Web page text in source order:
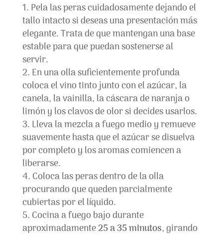
Pela las peras cuidadosamente dejando el
tallo intacto si deseas una presentación más
elegante. Trata de que mantengan una base
estable para que puedan sostenerse al
servir.
En una olla suficientemente profunda
coloca el vino tinto junto con el azúcar, la
canela, la vainilla, la cáscara de naranja o
limón y los clavos de olor si decides usarlos.
Lleva la mezcla a fuego medio y remueve
suavemente hasta que el azúcar se disuelva
por completo y los aromas comiencen a
liberarse.
Coloca las peras dentro de la olla
procurando que queden parcialmente
cubiertas por el líquido.
Cocina a fuego bajo durante
aproximadamente25 a 35 minutos, girando